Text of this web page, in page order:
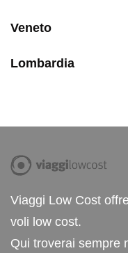
Veneto
Lombardia
Viaggi Low Cost
voli low cost.
Qui troverai sempre